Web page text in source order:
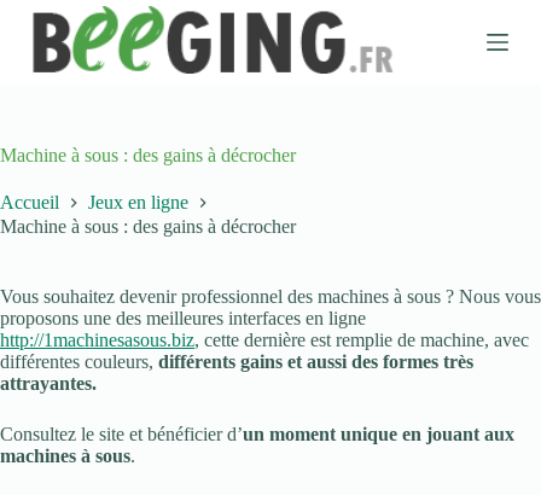
a
c
n
n
u
Machine à sous : des gains à décrocher
Accueil
Jeux en ligne
Machine à sous : des gains à décrocher
Vous souhaitez devenir professionnel des machines à sous ? Nous vous
proposons une des meilleures interfaces en ligne
http://1machinesasous.biz, cette dernière est remplie de machine, avec
différentes couleurs, différents gains et aussi des formes très
attrayantes.
Consultez le site et bénéficier d’un moment unique en jouant aux
machines à sous.